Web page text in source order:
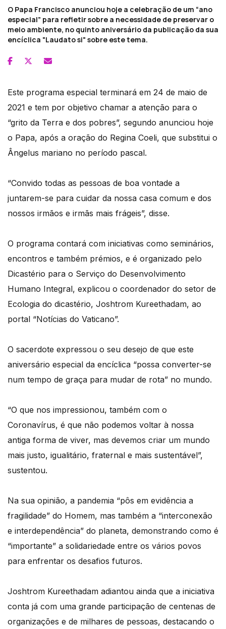
O Papa Francisco anunciou hoje a celebração de um “ano
especial” para refletir sobre a necessidade de preservar o
meio ambiente, no quinto aniversário da publicação da sua
encíclica "Laudato si" sobre este tema.
Este programa especial terminará em 24 de maio de
2021 e tem por objetivo chamar a atenção para o
“grito da Terra e dos pobres”, segundo anunciou hoje
o Papa, após a oração do Regina Coeli, que substitui o
Ângelus mariano no período pascal.
“Convido todas as pessoas de boa vontade a
juntarem-se para cuidar da nossa casa comum e dos
nossos irmãos e irmãs mais frágeis”, disse.
O programa contará com iniciativas como seminários,
encontros e também prémios, e é organizado pelo
Dicastério para o Serviço do Desenvolvimento
Humano Integral, explicou o coordenador do setor de
Ecologia do dicastério, Joshtrom Kureethadam, ao
portal “Notícias do Vaticano”.
O sacerdote expressou o seu desejo de que este
aniversário especial da encíclica “possa converter-se
num tempo de graça para mudar de rota” no mundo.
“O que nos impressionou, também com o
Coronavírus, é que não podemos voltar à nossa
antiga forma de viver, mas devemos criar um mundo
mais justo, igualitário, fraternal e mais sustentável”,
sustentou.
Na sua opinião, a pandemia “pôs em evidência a
fragilidade” do Homem, mas também a “interconexão
e interdependência” do planeta, demonstrando como é
“importante” a solidariedade entre os vários povos
para enfrentar os desafios futuros.
Joshtrom Kureethadam adiantou ainda que a iniciativa
conta já com uma grande participação de centenas de
organizações e de milhares de pessoas, destacando o